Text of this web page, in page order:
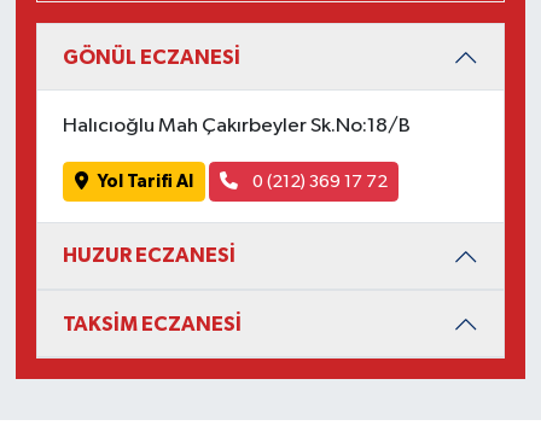
GÖNÜL ECZANESİ
Halıcıoğlu Mah Çakırbeyler Sk.No:18/B
Yol Tarifi Al 0 (212) 369 17 72
HUZUR ECZANESİ
TAKSİM ECZANESİ